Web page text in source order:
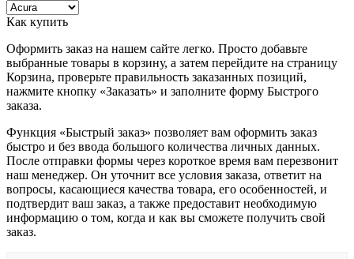
Как купить
Оформить заказ на нашем сайте легко. Просто добавьте
выбранные товары в корзину, а затем перейдите на страницу
Корзина, проверьте правильность заказанных позиций,
нажмите кнопку «Заказать» и заполните форму Быстрого
заказа.
Функция «Быстрый заказ» позволяет вам оформить заказ
быстро и без ввода большого количества личных данных.
После отправки формы через короткое время вам перезвонит
наш менеджер. Он уточнит все условия заказа, ответит на
вопросы, касающиеся качества товара, его особенностей, и
подтвердит ваш заказ, а также предоставит необходимую
информацию о том, когда и как вы сможете получить свой
заказ.